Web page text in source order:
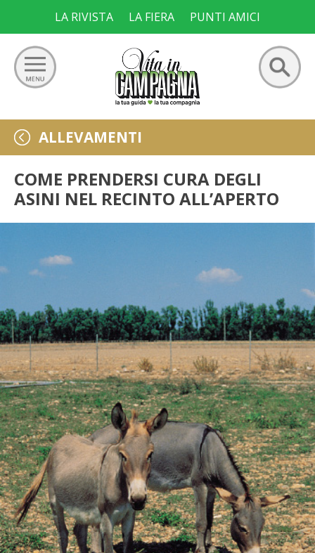
content
LA RIVISTA LA FIERA PUNTI AMICI
Ricerca
per:
GIARDINO
ORTO
FRUTTETO
ALLEVAMENTI
BIODIVERSITÀ
CUCINA
PRODOTTI
FARFALLE DELLA CAMPAGNA
PICCOLO POLLAIO
STORIE DEI LETTORI
CONSERVARE LA FRUTTA
ALLEVAMENTI
COME PRENDERSI CURA DEGLI
ASINI NEL RECINTO ALL’APERTO